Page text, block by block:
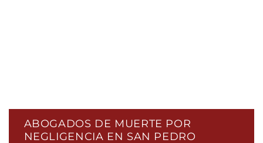
ABOGADOS DE MUERTE POR
NEGLIGENCIA EN SAN PEDRO